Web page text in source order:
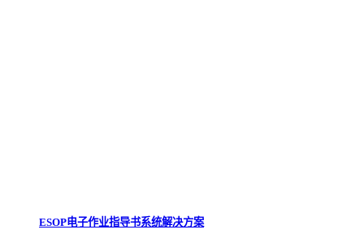
ESOP电子作业指导书系统解决方案